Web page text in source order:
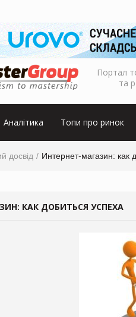
Портал
та
Аналітика Топи про ринок
досвід Интернет-магазин: как
КАК ДОБИТЬСЯ УСПЕХА